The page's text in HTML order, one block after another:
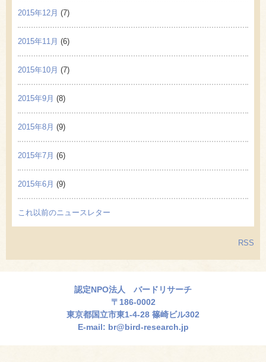
2015年12月 (7)
2015年11月 (6)
2015年10月 (7)
2015年9月 (8)
2015年8月 (9)
2015年7月 (6)
2015年6月 (9)
これ以前のニュースレター
RSS
認定NPO法人 バードリサーチ
〒186-0002
東京都国立市東1-4-28 篠崎ビル302
E-mail: br@bird-research.jp